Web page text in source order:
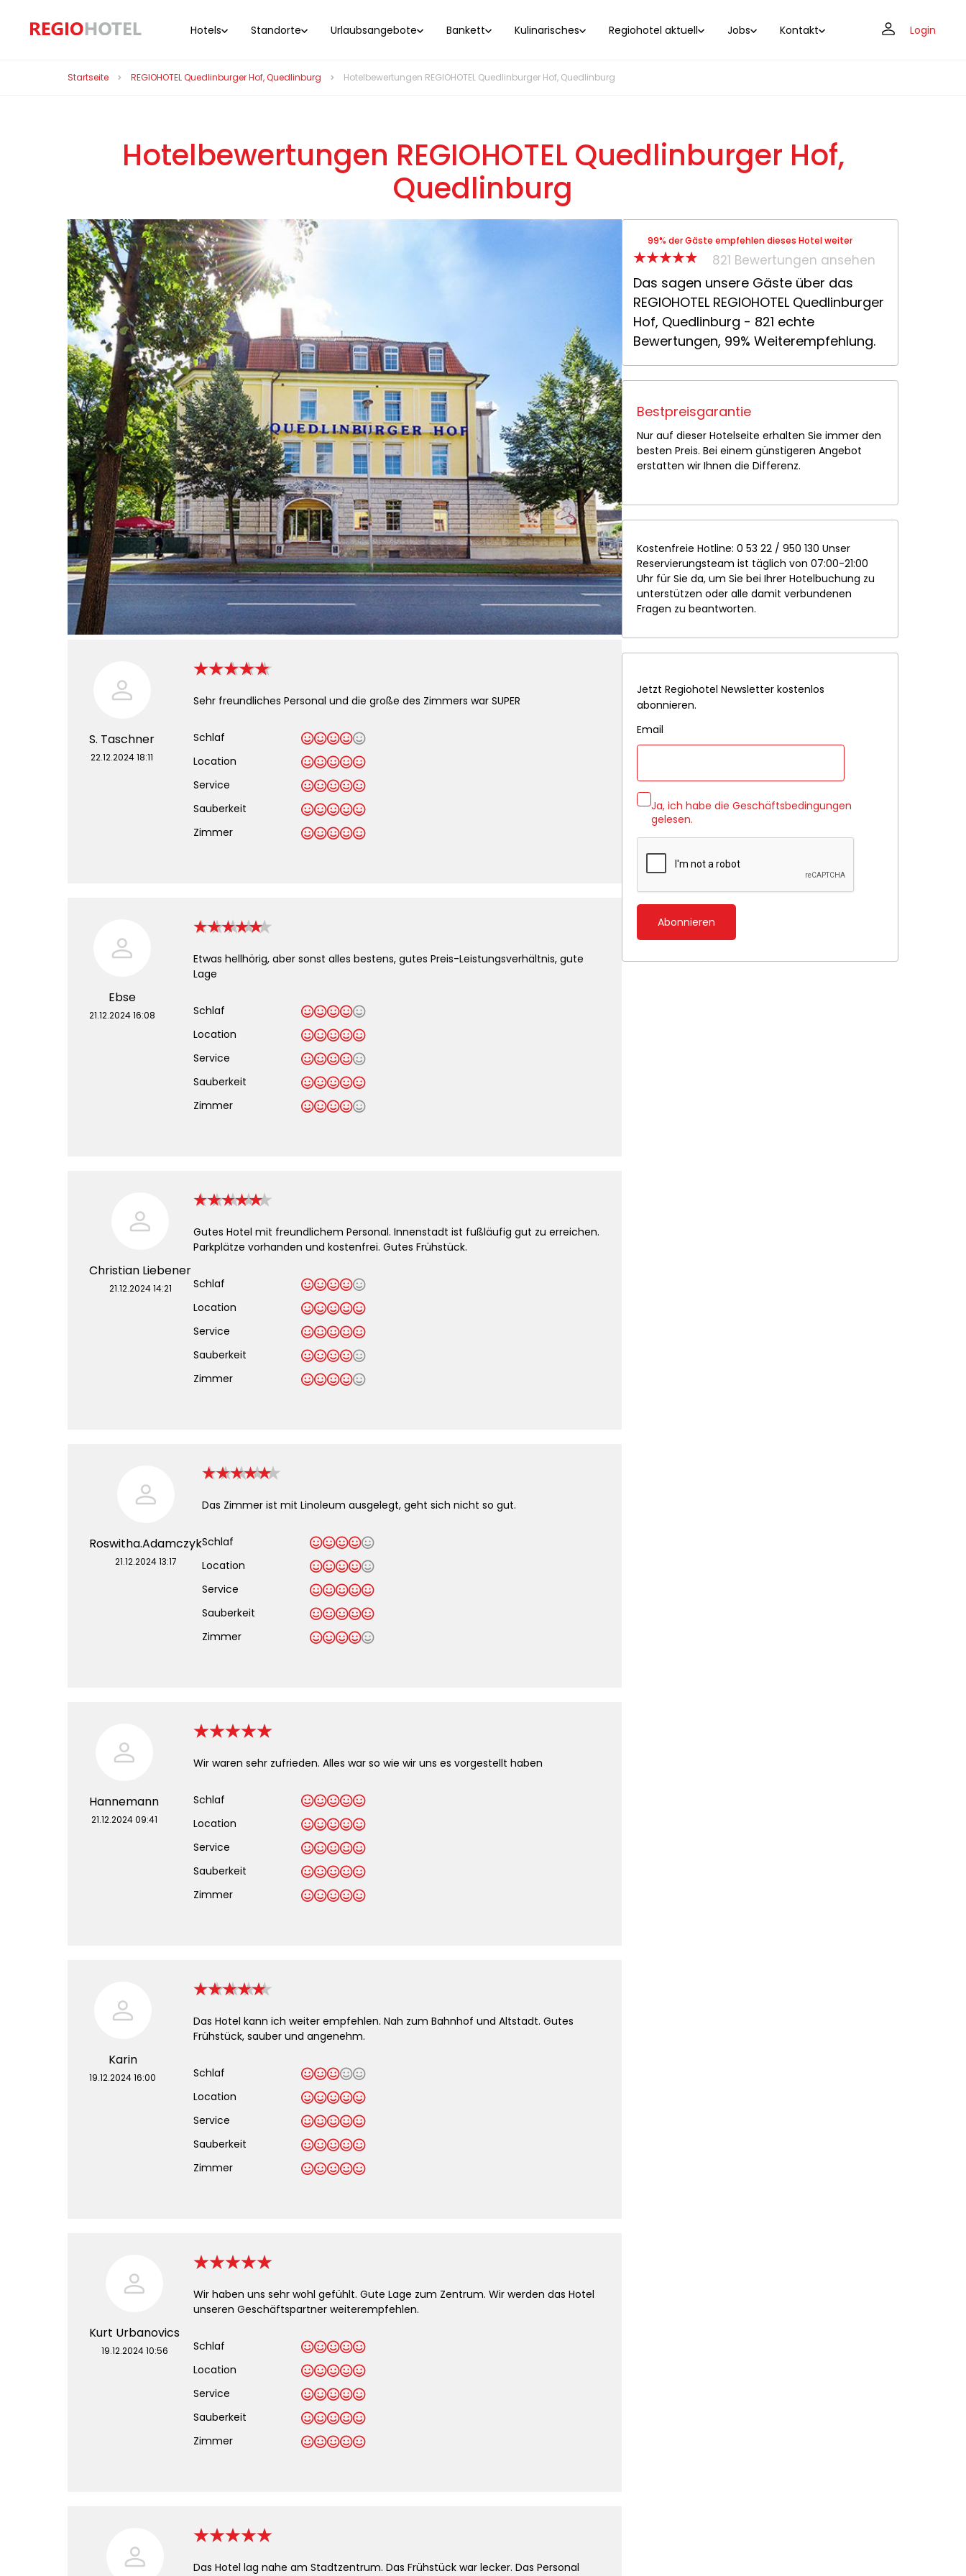
Hotels Standorte Urlaubsangebote Bankett Kulinarisches Regiohotel aktuell Jobs Kontakt Login
Startseite REGIOHOTEL Quedlinburger Hof, Quedlinburg Hotelbewertungen REGIOHOTEL Quedlinburger Hof, Quedlinburg
Hotelbewertungen REGIOHOTEL Quedlinburger Hof,
Quedlinburg
S. Taschner
22.12.2024 18:11
Sehr freundliches Personal und die große des Zimmers war SUPER
Schlaf
Location
Service
Sauberkeit
Zimmer
Ebse
21.12.2024 16:08
Etwas hellhörig, aber sonst alles bestens, gutes Preis-Leistungsverhältnis, gute
Lage
Schlaf
Location
Service
Sauberkeit
Zimmer
Christian Liebener
21.12.2024 14:21
Gutes Hotel mit freundlichem Personal. Innenstadt ist fußläufig gut zu erreichen.
Parkplätze vorhanden und kostenfrei. Gutes Frühstück.
Schlaf
Location
Service
Sauberkeit
Zimmer
Roswitha.Adamczyk
21.12.2024 13:17
Das Zimmer ist mit Linoleum ausgelegt, geht sich nicht so gut.
Schlaf
Location
Service
Sauberkeit
Zimmer
Hannemann
21.12.2024 09:41
Wir waren sehr zufrieden. Alles war so wie wir uns es vorgestellt haben
Schlaf
Location
Service
Sauberkeit
Zimmer
Karin
19.12.2024 16:00
Das Hotel kann ich weiter empfehlen. Nah zum Bahnhof und Altstadt. Gutes
Frühstück, sauber und angenehm.
Schlaf
Location
Service
Sauberkeit
Zimmer
Kurt Urbanovics
19.12.2024 10:56
Wir haben uns sehr wohl gefühlt. Gute Lage zum Zentrum. Wir werden das Hotel
unseren Geschäftspartner weiterempfehlen.
Schlaf
Location
Service
Sauberkeit
Zimmer
Das Hotel lag nahe am Stadtzentrum. Das Frühstück war lecker. Das Personal
99% der Gäste empfehlen dieses Hotel weiter
821 Bewertungen ansehen
Das sagen unsere Gäste über das
REGIOHOTEL REGIOHOTEL Quedlinburger
Hof, Quedlinburg - 821 echte
Bewertungen, 99% Weiterempfehlung.
Bestpreisgarantie
Nur auf dieser Hotelseite erhalten Sie immer den
besten Preis. Bei einem günstigeren Angebot
erstatten wir Ihnen die Differenz.
Kostenfreie Hotline: 0 53 22 / 950 130 Unser
Reservierungsteam ist täglich von 07:00-21:00
Uhr für Sie da, um Sie bei Ihrer Hotelbuchung zu
unterstützen oder alle damit verbundenen
Fragen zu beantworten.
Jetzt Regiohotel Newsletter kostenlos
abonnieren.
Email
Ja, ich habe die Geschäftsbedingungen
gelesen.
Abonnieren